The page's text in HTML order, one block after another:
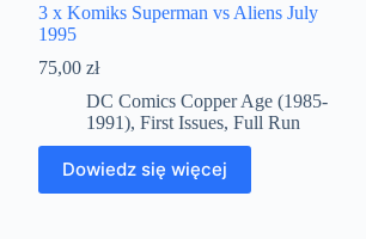
3 x Komiks Superman vs Aliens July
1995
75,00 zł
DC Comics Copper Age (1985-
1991), First Issues, Full Run
Dowiedz się więcej